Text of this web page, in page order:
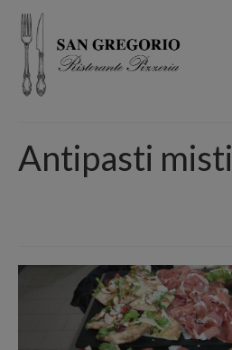
Antipasti misti